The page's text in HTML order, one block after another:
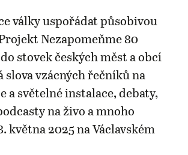
války uspořádat působivou
Nezapomeňme 80
stovek českých měst a obcí
vzácných řečníků na
světelné instalace, debaty,
na živo a mnoho
května 2025 na Václavském